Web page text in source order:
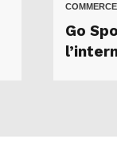
COMMERCE
Go